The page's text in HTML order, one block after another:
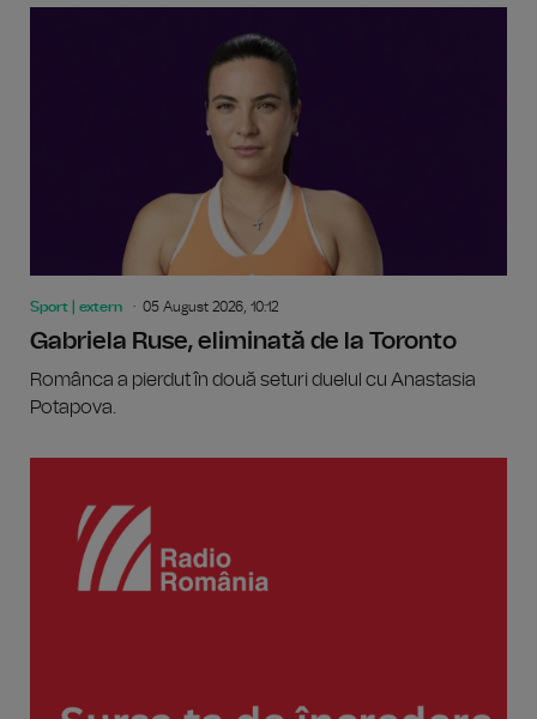
Sport | extern 05 August 2026, 10:12
Gabriela Ruse, eliminată de la Toronto
Românca a pierdut în două seturi duelul cu Anastasia
Potapova.